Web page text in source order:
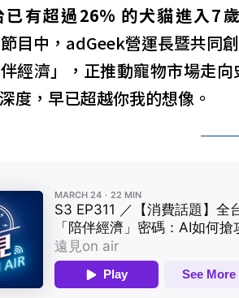
已有超過26% 的犬貓進入7
節目中，adGeek營運長暨共同
經濟」，正推動寵物市場走
度，早已超越你我的想像。